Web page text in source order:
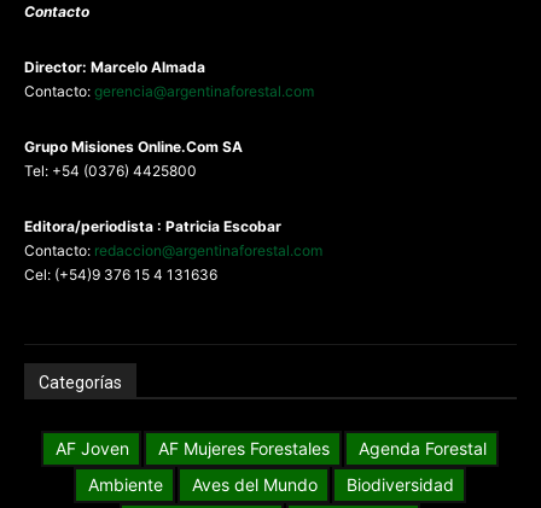
Contacto
Director: Marcelo Almada
Contacto: gerencia@argentinaforestal.com
Grupo Misiones Online.Com SA
Tel: +54 (0376) 4425800
Editora/periodista : Patricia Escobar
Contacto: redaccion@argentinaforestal.com
Cel: (+54)9 376 15 4 131636
Categorías
AF Joven AF Mujeres Forestales
Agenda Forestal
Ambiente
Aves del Mundo
Biodiversidad